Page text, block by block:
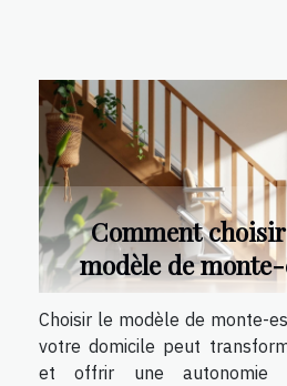
Comment
modèle de
pour votre
Choisir le modèle de monte-
votre domicile peut
et offrir une autonomie